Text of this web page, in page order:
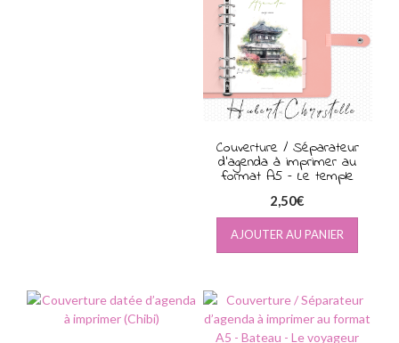
Couverture / Séparateur
d’agenda à imprimer au
format A5 – Le temple
2,50€
AJOUTER AU PANIER